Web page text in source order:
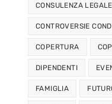
CONSULENZA LEGALE
CONTROVERSIE
COPERTURA
DIPENDENTI
FAMIGLIA